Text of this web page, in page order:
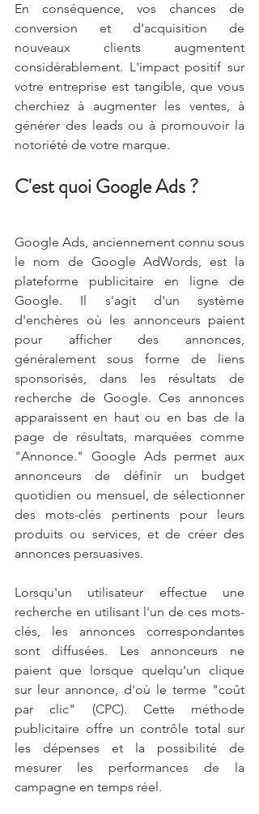
En conséquence, vos chances de
conversion et d'acquisition de
nouveaux clients augmentent
considérablement. L'impact positif sur
votre entreprise est tangible, que vous
cherchiez à augmenter les ventes, à
générer des leads ou à promouvoir la
notoriété de votre marque.
C'est quoi Google Ads ?
Google Ads, anciennement connu sous
le nom de Google AdWords, est la
plateforme publicitaire en ligne de
Google. Il s'agit d'un système
d'enchères où les annonceurs paient
pour afficher des annonces,
généralement sous forme de liens
sponsorisés, dans les résultats de
recherche de Google. Ces annonces
apparaissent en haut ou en bas de la
page de résultats, marquées comme
"Annonce." Google Ads permet aux
annonceurs de définir un budget
quotidien ou mensuel, de sélectionner
des mots-clés pertinents pour leurs
produits ou services, et de créer des
annonces persuasives.
Lorsqu'un utilisateur effectue une
recherche en utilisant l'un de ces mots-
clés, les annonces correspondantes
sont diffusées. Les annonceurs ne
paient que lorsque quelqu'un clique
sur leur annonce, d'où le terme "coût
par clic" (CPC). Cette méthode
publicitaire offre un contrôle total sur
les dépenses et la possibilité de
mesurer les performances de la
campagne en temps réel.